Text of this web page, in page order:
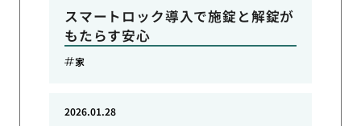
スマートロック導入で施錠と解錠が
もたらす安心
家
2026.01.28